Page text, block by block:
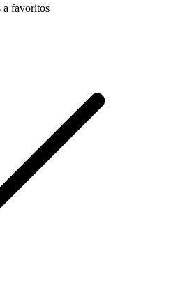
a favoritos